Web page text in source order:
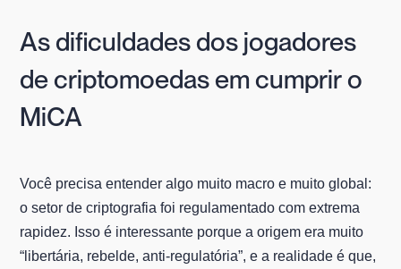
As dificuldades dos jogadores
de criptomoedas em cumprir o
MiCA
Você precisa entender algo muito macro e muito global:
o setor de criptografia foi regulamentado com extrema
rapidez. Isso é interessante porque a origem era muito
“libertária, rebelde, anti-regulatória”, e a realidade é que,